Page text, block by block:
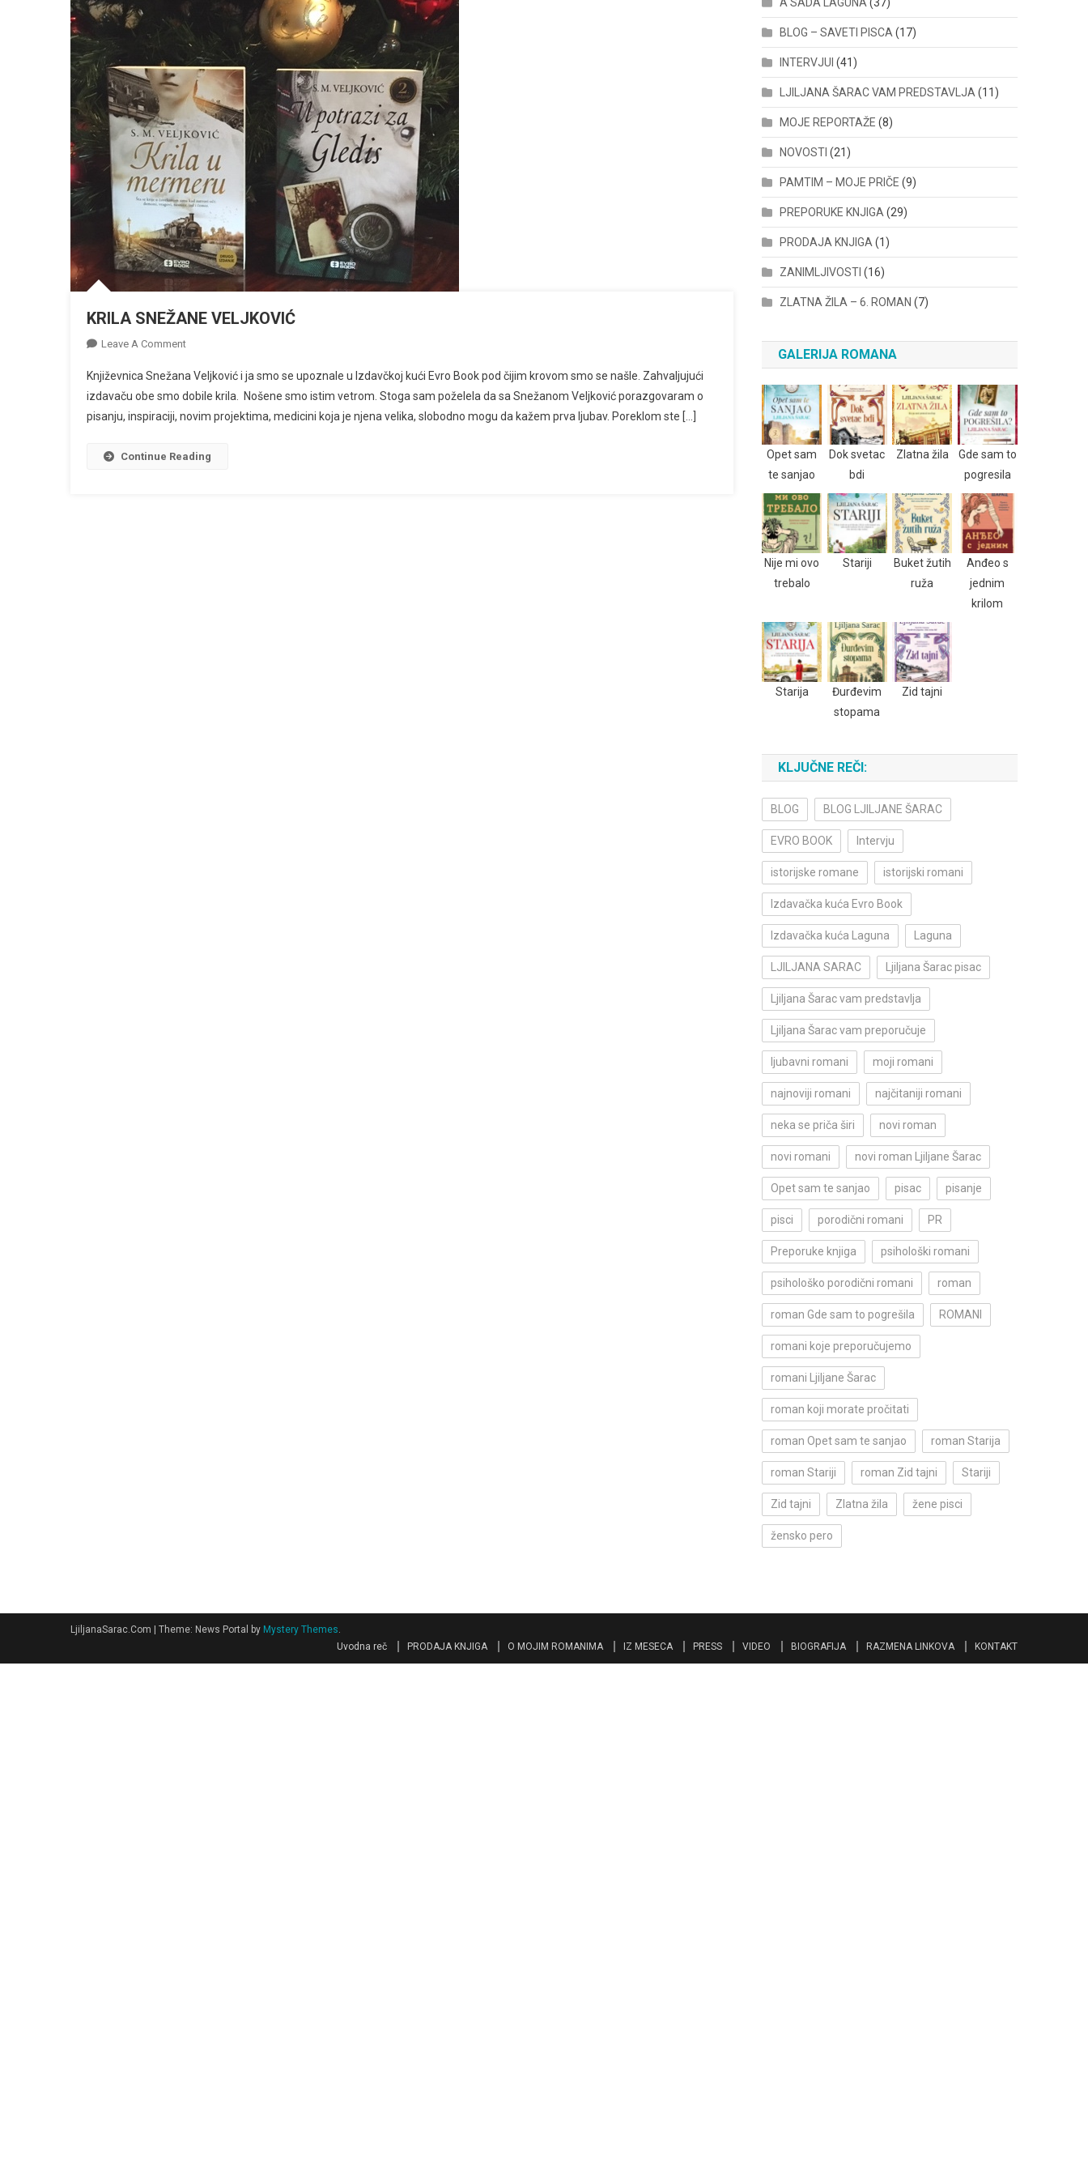
KRILA SNEŽANE VELJKOVIĆ
Leave A CommentOn
SNEŽANE
VELJKOVIĆ
Književnica Snežana Veljković i ja smo se upoznale u Izdavčkoj kući Evro Book pod čijim krovom smo se našle. Zahvaljujući
izdavaču obe smo dobile krila. Nošene smo istim vetrom. Stoga sam poželela da sa Snežanom Veljković porazgovaram o
pisanju, inspiraciji, novim projektima, medicini koja je njena velika, slobodno mogu da kažem prva ljubav. Poreklom ste […]
Continue Reading
BLOG – SAVETI PISCA (17)
INTERVJUI (41)
LJILJANA ŠARAC VAM PREDSTAVLJA (11)
MOJE REPORTAŽE (8)
NOVOSTI (21)
PAMTIM – MOJE PRIČE (9)
PREPORUKE KNJIGA (29)
PRODAJA KNJIGA (1)
ZANIMLJIVOSTI (16)
ZLATNA ŽILA – 6. ROMAN (7)
GALERIJA ROMANA
Opet sam
te sanjao
Dok svetac
bdi
Zlatna žila
Gde sam to
pogresila
Nije mi ovo
trebalo
Stariji
Buket žutih
ruža
Anđeo s
jednim
krilom
Starija
Đurđevim
stopama
Zid tajni
KLJUČNE REČI:
BLOG BLOG LJILJANE ŠARAC
EVRO BOOK Intervju
istorijske romane istorijski romani
Izdavačka kuća Evro Book
Izdavačka kuća Laguna Laguna
LJILJANA SARAC Ljiljana Šarac pisac
Ljiljana Šarac vam predstavlja
Ljiljana Šarac vam preporučuje
ljubavni romani moji romani
najnoviji romani najčitaniji romani
neka se priča širi novi roman
novi romani novi roman Ljiljane Šarac
Opet sam te sanjao pisac pisanje
pisci porodični romani PR
Preporuke knjiga psihološki romani
psihološko porodični romani roman
roman Gde sam to pogrešila ROMANI
romani koje preporučujemo
romani Ljiljane Šarac
roman koji morate pročitati
roman Opet sam te sanjao roman Starija
roman Stariji roman Zid tajni Stariji
Zid tajni Zlatna žila žene pisci
žensko pero
LjiljanaSarac.Com Theme: News Portal by Mystery Themes.
Uvodna reč
PRODAJA KNJIGA O MOJIM ROMANIMA IZ MESECA PRESS VIDEO BIOGRAFIJA RAZMENA LINKOVA KONTAKT